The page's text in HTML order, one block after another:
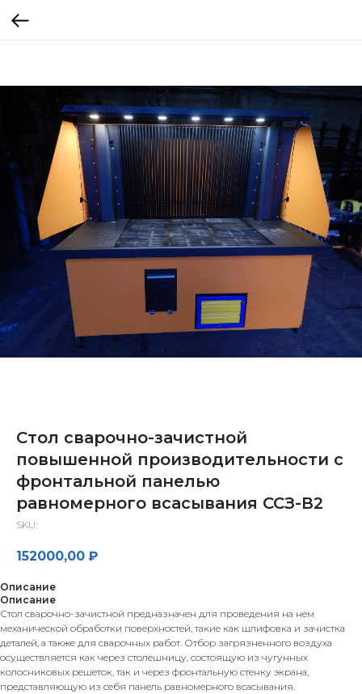
Стол сварочно-зачистной
повышенной производительности с
фронтальной панелью
равномерного всасывания ССЗ-В2
SKU:
152000,00 ₽
Описание
Описание
Стол сварочно-зачистной предназначен для проведения на нем
механической обработки поверхностей, такие как шлифовка и зачистка
деталей, а также для сварочных работ. Отбор загрязненного воздуха
осуществляется как через столешницу, состоящую из чугунных
колосниковых решеток, так и через фронтальную стенку экрана,
представляющую из себя панель равномерного всасывания.